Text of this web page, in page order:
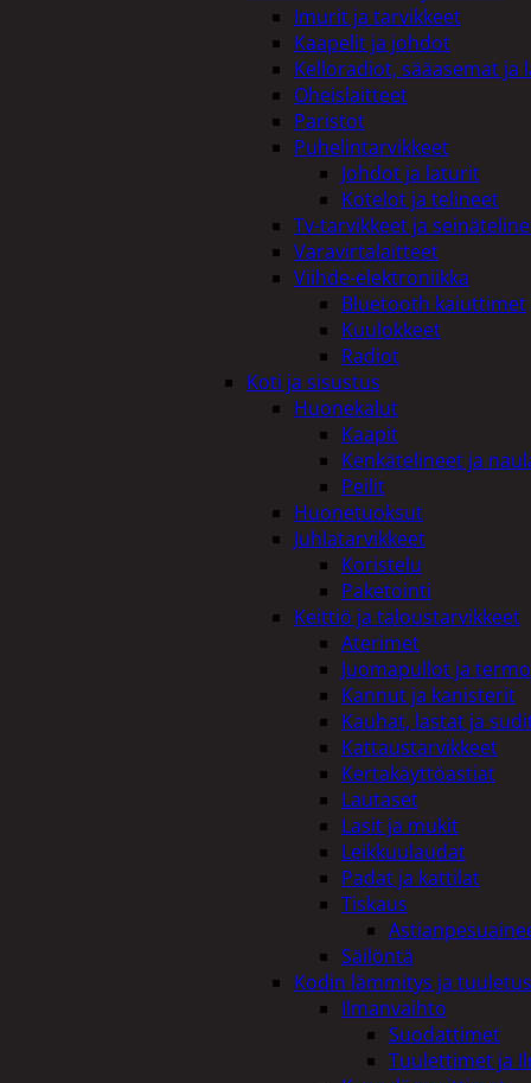
Imurit ja tarvikkeet
Kaapelit ja johdot
Kelloradiot, sääasemat
Oheislaitteet
Paristot
Puhelintarvikkeet
Johdot ja laturit
Kotelot ja telineet
Tv-tarvikkeet ja
Varavirtalaitteet
Viihde-elektroniikka
Bluetooth kaiuttimet
Kuulokkeet
Radiot
Koti ja sisustus
Huonekalut
Kaapit
Kenkätelineet ja
Peilit
Huonetuoksut
Juhlatarvikkeet
Koristelu
Paketointi
Keittiö ja taloustarvikkeet
Aterimet
Juomapullot ja
Kannut ja kanisterit
Kauhat, lastat ja
Kattaustarvikkeet
Kertakäyttöastiat
Lautaset
Lasit ja mukit
Leikkuulaudat
Padat ja kattilat
Tiskaus
Säilöntä
Kodin lämmitys ja tuuletus
Ilmanvaihto
Suodattimet
Tuulettimet ja